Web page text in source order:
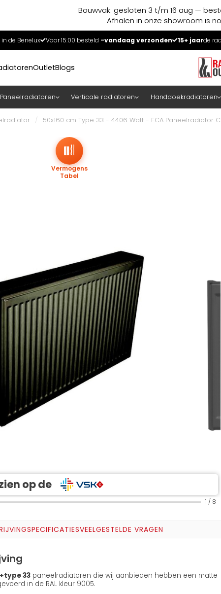
Bouwvak: gesloten 3 t/m 16 aug —
Afhalen in onze showroom is
de Benelux Voor 15:00 besteld =vandaag verzonden 15+ jaarde
OutletBlogs
Paneelradiatoren Verticale radiatoren Handdoekradiatoren
/ 50x160 cm Type 33 - 4406 Watt - ECA
op de
Vermogens
Tabel
1 / 8
SPECIFICATIESVEELGESTELDE VRAGEN
type 33 paneelradiatoren die wij aanbieden hebben een matte
in de RAL kleur 9005.